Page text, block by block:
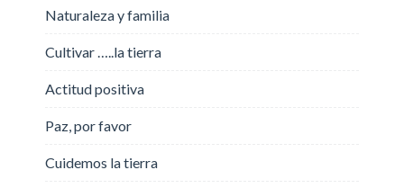
Naturaleza y familia
Cultivar …..la tierra
Actitud positiva
Paz, por favor
Cuidemos la tierra